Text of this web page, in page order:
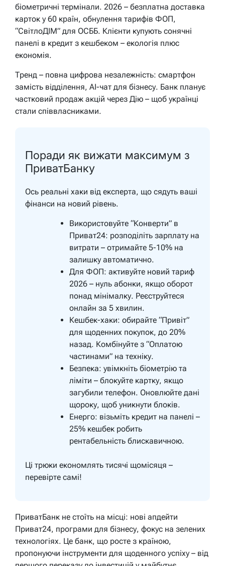
біометричні термінали. 2026 – безплатна доставка
карток у 60 країн, обнулення тарифів ФОП,
“СвітлоДІМ” для ОСББ. Клієнти купують сонячні
панелі в кредит з кешбеком – екологія плюс
економія.
Тренд – повна цифрова незалежність: смартфон
замість відділення, AI-чат для бізнесу. Банк планує
частковий продаж акцій через Дію – щоб українці
стали співвласниками.
Поради як вижати максимум з
ПриватБанку
Ось реальні хаки від експерта, що сядуть ваші
фінанси на новий рівень.
Використовуйте “Конверти” в
Приват24: розподіліть зарплату на
витрати – отримайте 5-10% на
залишку автоматично.
Для ФОП: активуйте новий тариф
2026 – нуль абонки, якщо оборот
понад мінімалку. Реєструйтеся
онлайн за 5 хвилин.
Кешбек-хаки: обирайте “Привіт”
для щоденних покупок, до 20%
назад. Комбінуйте з “Оплатою
частинами” на техніку.
Безпека: увімкніть біометрію та
ліміти – блокуйте картку, якщо
загубили телефон. Оновлюйте дані
щороку, щоб уникнути блоків.
Енерго: візьміть кредит на панелі –
25% кешбек робить
рентабельність блискавичною.
Ці трюки економлять тисячі щомісяця –
перевірте самі!
ПриватБанк не стоїть на місці: нові апдейти
Приват24, програми для бізнесу, фокус на зелених
технологіях. Це банк, що росте з країною,
пропонуючи інструменти для щоденного успіху – від